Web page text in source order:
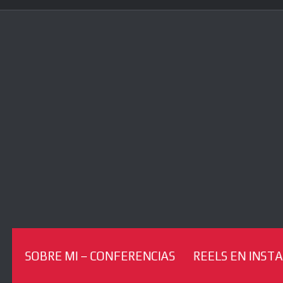
Skip
SOBRE MI – CONFERENCIAS REELS EN